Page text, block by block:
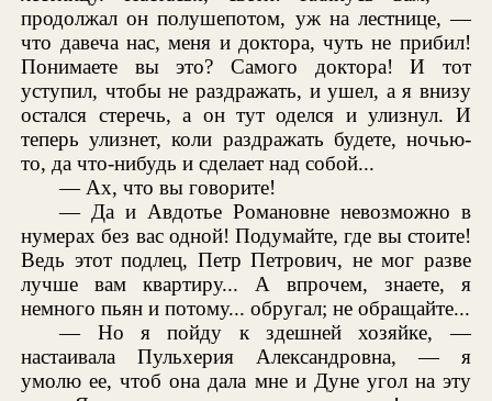
продолжал он полушепотом, уж на лестнице, —
что давеча нас, меня и доктора, чуть не прибил!
Понимаете вы это? Самого доктора! И тот
уступил, чтобы не раздражать, и ушел, а я внизу
остался стеречь, а он тут оделся и улизнул. И
теперь улизнет, коли раздражать будете, ночью-
то, да что-нибудь и сделает над собой...
— Ах, что вы говорите!
— Да и Авдотье Романовне невозможно в
нумерах без вас одной! Подумайте, где вы стоите!
Ведь этот подлец, Петр Петрович, не мог разве
лучше вам квартиру... А впрочем, знаете, я
немного пьян и потому... обругал; не обращайте...
— Но я пойду к здешней хозяйке, —
настаивала Пульхерия Александровна, — я
умолю ее, чтоб она дала мне и Дуне угол на эту